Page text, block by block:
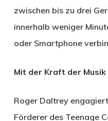
zwischen bis zu drei
innerhalb weniger
oder Smartphone
Mit der Kraft der Musik
Roger Daltrey
Förderer des Teenage